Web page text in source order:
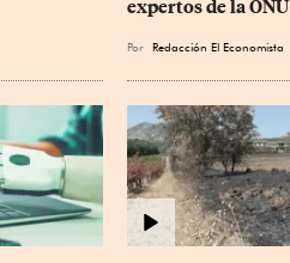
expertos de la ONU
Por Redacción El Economista